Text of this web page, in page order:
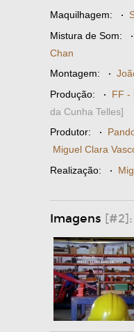
Maquilhagem: ·
Mistura de Som: ·
Chan
Montagem: ·
Produção: · FF -
da Cunha Telles]
Produtor: ·
Miguel Clara
Realização: ·
Imagens [#2]: